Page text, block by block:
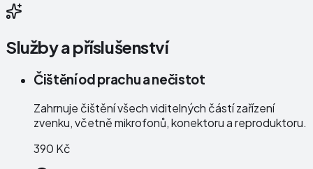
Služby a příslušenství
Čištění od prachu a nečistot
Zahrnuje čištění všech viditelných částí zařízení
zvenku, včetně mikrofonů, konektoru a reproduktoru.
390 Kč